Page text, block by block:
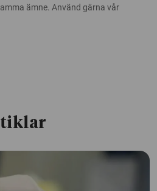
ämne. Använd gärna vår